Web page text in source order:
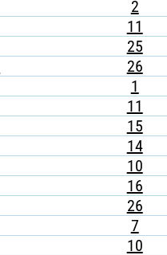
2
11
25
26
1
11
15
14
10
16
26
7
10